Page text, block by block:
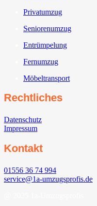
Privatumzug
Seniorenumzug
Entrümpelung
Fernumzug
Möbeltransport
Rechtliches
Datenschutz
Impressum
Kontakt
01556 36 74 994
service@1a-umzugsprofis.de